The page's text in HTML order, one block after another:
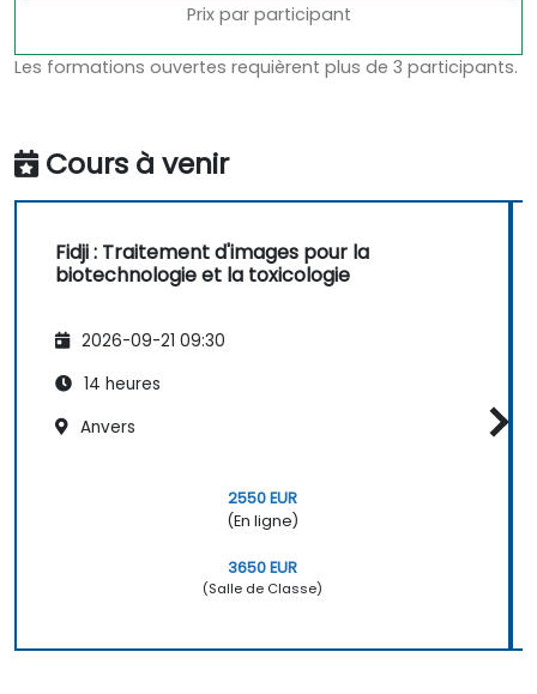
Prix par participant
Les formations ouvertes requièrent plus de 3 participants.
Cours à venir
Fidji : Traitement d'images pour la
biotechnologie et la toxicologie
2026-09-21 09:30
14 heures
Anvers
2550 EUR
(En ligne)
3650 EUR
(Salle de Classe)